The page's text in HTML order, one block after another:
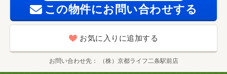
この物件にお問い合わせする
お気に入りに追加する
お問い合わせ先 （株）京都ライフ二条駅前店